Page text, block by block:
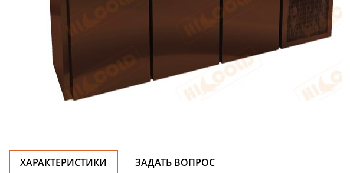
ХАРАКТЕРИСТИКИ ЗАДАТЬ ВОПРОС